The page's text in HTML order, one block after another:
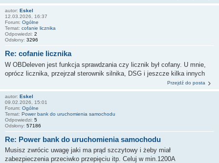
autor: Eskel
12.03.2026, 16:37
Forum: Ogólne
Temat: cofanie licznika
Odpowiedzi: 2
Odsłony: 3296
Re: cofanie licznika
W OBDeleven jest funkcja sprawdzania czy licznik był cofany. U mnie,
oprócz licznika, przejrzał sterownik silnika, DSG i jeszcze kilka innych
Przejdź do posta
autor: Eskel
09.02.2026, 15:01
Forum: Ogólne
Temat: Power bank do uruchomienia samochodu
Odpowiedzi: 5
Odsłony: 57186
Re: Power bank do uruchomienia samochodu
Musisz zwrócic uwagę jaki ma prąd szczytowy i żeby miał
zabezpieczenia przeciwko przepięciu itp. Celuj w min.1200A